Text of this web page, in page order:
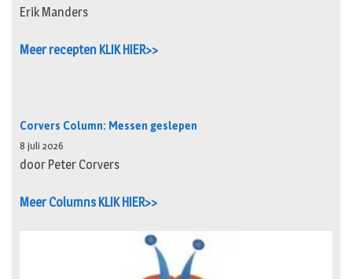
Erik Manders
Meer recepten KLIK HIER>>
Corvers Column: Messen geslepen
8 juli 2026
door Peter Corvers
Meer Columns KLIK HIER>>